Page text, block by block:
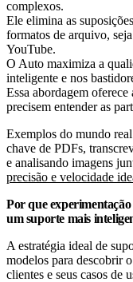
complexos.
Ele elimina as
formatos de arquivo,
YouTube.
O Auto maximiza a
inteligente e nos
Essa abordagem
precisem entender as
Exemplos do mundo
chave de PDFs,
e analisando imagens
precisão e velocidade
Por que
um suporte mais
A estratégia ideal de
modelos para descobrir
clientes e seus casos de